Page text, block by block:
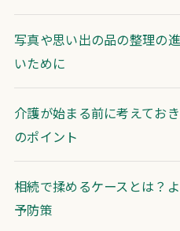
写真や思い出の品の整理の
いために
介護が始まる前に考えてお
のポイント
相続で揉めるケースとは？
予防策